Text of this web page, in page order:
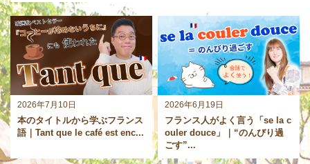
2026年7月10日
本のタイトルから学ぶフランス
語｜Tant que le café est enc...
2026年6月19日
フランス人がよく言う「se la c
ouler douce」｜“のんびり過
ごす”...